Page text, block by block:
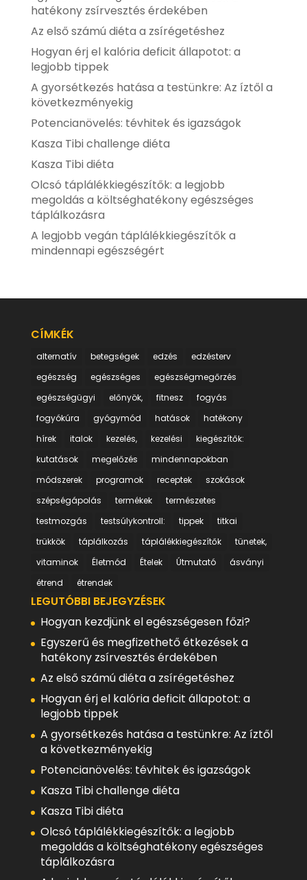
hatékony zsírvesztés érdekében
Az első számú diéta a zsírégetéshez
Hogyan érj el kalória deficit állapotot: a
legjobb tippek
A gyorsétkezés hatása a testünkre: Az íztől a
következményekig
Potencianövelés: tévhitek és igazságok
Kasza Tibi challenge diéta
Kasza Tibi diéta
Olcsó táplálékkiegészítők: a legjobb
megoldás a költséghatékony egészséges
táplálkozásra
A legjobb vegán táplálékkiegészítők a
mindennapi egészségért
CÍMKÉK
alternatív betegségek edzés
edzésterv
egészség
egészséges
egészségmegőrzés
egészségügyi
előnyök, fitnesz
fogyás
fogyókúra
gyógymód hatások
hatékony
hírek
italok kezelés, kezelési
kiegészítők:
kutatások
megelőzés
mindennapokban
módszerek
programok receptek
szokások
szépségápolás
termékek
természetes
testmozgás
testsúlykontroll: tippek
titkai
trükkök
táplálkozás táplálékkiegészítők
tünetek,
vitaminok
Életmód Ételek Útmutató
ásványi
étrend
étrendek
LEGUTÓBBI BEJEGYZÉSEK
Hogyan kezdjünk el egészségesen főzi?
Egyszerű és megfizethető étkezések a
hatékony zsírvesztés érdekében
Az első számú diéta a zsírégetéshez
Hogyan érj el kalória deficit állapotot: a
legjobb tippek
A gyorsétkezés hatása a testünkre: Az íztől
a következményekig
Potencianövelés: tévhitek és igazságok
Kasza Tibi challenge diéta
Kasza Tibi diéta
Olcsó táplálékkiegészítők: a legjobb
megoldás a költséghatékony egészséges
táplálkozásra